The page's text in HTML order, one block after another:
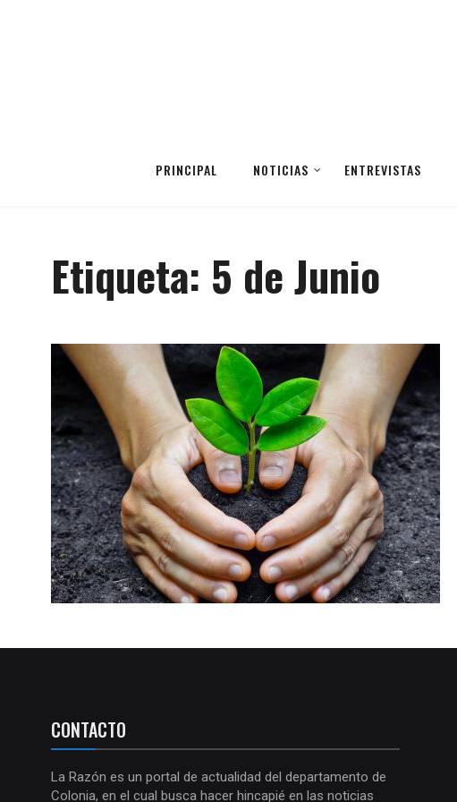
PRINCIPAL NOTICIAS ENTREVISTAS
Etiqueta: 5 de Junio
CONTACTO
La Razón es un portal de actualidad del departamento de
Colonia, en el cual busca hacer hincapié en las noticias